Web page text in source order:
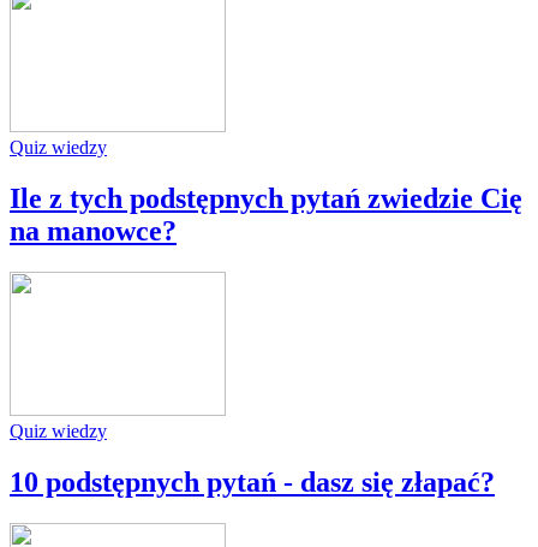
Quiz wiedzy
Ile z tych podstępnych pytań zwiedzie Cię
na manowce?
Quiz wiedzy
10 podstępnych pytań - dasz się złapać?